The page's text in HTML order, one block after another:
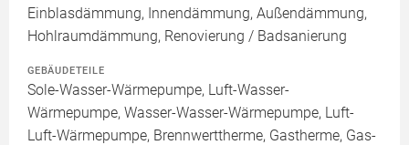
Einblasdämmung, Innendämmung, Außendämmung,
Hohlraumdämmung, Renovierung / Badsanierung
GEBÄUDETEILE
Sole-Wasser-Wärmepumpe, Luft-Wasser-
Wärmepumpe, Wasser-Wasser-Wärmepumpe, Luft-
Luft-Wärmepumpe, Brennwerttherme, Gastherme, Gas-